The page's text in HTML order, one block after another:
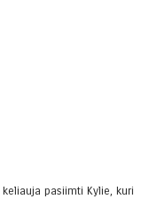
pasiimti Kylie, kuri